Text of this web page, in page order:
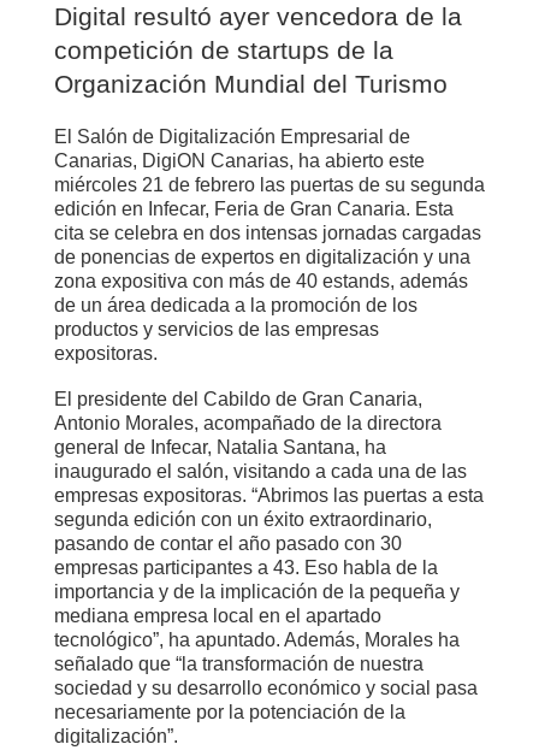
Digital resultó ayer vencedora de la
competición de startups de la
Organización Mundial del Turismo
El Salón de Digitalización Empresarial de
Canarias, DigiON Canarias, ha abierto este
miércoles 21 de febrero las puertas de su segunda
edición en Infecar, Feria de Gran Canaria. Esta
cita se celebra en dos intensas jornadas cargadas
de ponencias de expertos en digitalización y una
zona expositiva con más de 40 estands, además
de un área dedicada a la promoción de los
productos y servicios de las empresas
expositoras.
El presidente del Cabildo de Gran Canaria,
Antonio Morales, acompañado de la directora
general de Infecar, Natalia Santana, ha
inaugurado el salón, visitando a cada una de las
empresas expositoras. “Abrimos las puertas a esta
segunda edición con un éxito extraordinario,
pasando de contar el año pasado con 30
empresas participantes a 43. Eso habla de la
importancia y de la implicación de la pequeña y
mediana empresa local en el apartado
tecnológico”, ha apuntado. Además, Morales ha
señalado que “la transformación de nuestra
sociedad y su desarrollo económico y social pasa
necesariamente por la potenciación de la
digitalización”.